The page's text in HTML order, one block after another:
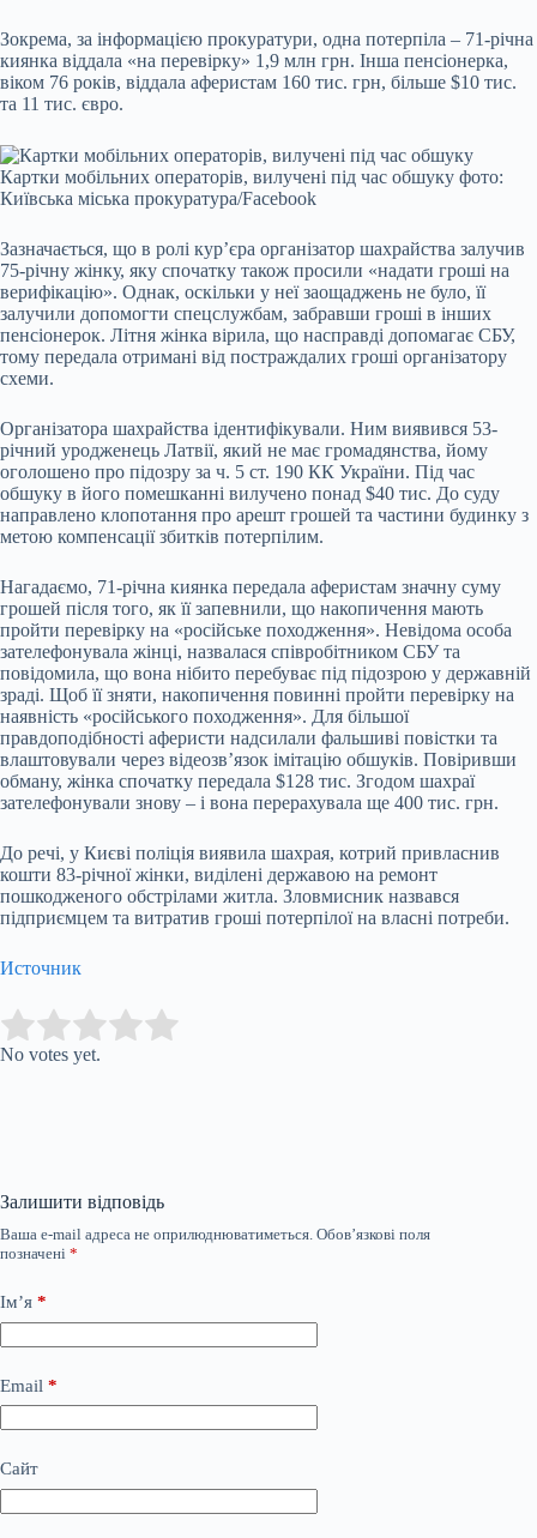
Зокрема, за інформацією прокуратури, одна потерпіла – 71-річна
киянка віддала «на перевірку» 1,9 млн грн. Інша пенсіонерка,
віком 76 років, віддала аферистам 160 тис. грн, більше $10 тис.
та 11 тис. євро.
Картки мобільних операторів, вилучені під час обшуку фото:
Київська міська прокуратура/Facebook
Зазначається, що в ролі кур’єра організатор шахрайства залучив
75-річну жінку, яку спочатку також просили «надати гроші на
верифікацію». Однак, оскільки у неї заощаджень не було, її
залучили допомогти спецслужбам, забравши гроші в інших
пенсіонерок. Літня жінка вірила, що насправді допомагає СБУ,
тому передала отримані від постраждалих гроші організатору
схеми.
Організатора шахрайства ідентифікували. Ним виявився 53-
річний уродженець Латвії, який не має громадянства, йому
оголошено про підозру за ч. 5 ст. 190 КК України. Під час
обшуку в його помешканні вилучено понад $40 тис. До суду
направлено клопотання про арешт грошей та частини будинку з
метою компенсації збитків потерпілим.
Нагадаємо, 71-річна киянка передала аферистам значну суму
грошей після того, як її запевнили, що накопичення мають
пройти перевірку на «російське походження». Невідома особа
зателефонувала жінці, назвалася співробітником СБУ та
повідомила, що вона нібито перебуває під підозрою у державній
зраді. Щоб її зняти, накопичення повинні пройти перевірку на
наявність «російського походження». Для більшої
правдоподібності аферисти надсилали фальшиві повістки та
влаштовували через відеозв’язок імітацію обшуків. Повіривши
обману, жінка спочатку передала $128 тис. Згодом шахраї
зателефонували знову – і вона перерахувала ще 400 тис. грн.
До речі, у Києві поліція виявила шахрая, котрий привласнив
кошти 83-річної жінки, виділені державою на ремонт
пошкодженого обстрілами житла. Зловмисник назвався
підприємцем та витратив гроші потерпілої на власні потреби.
Источник
Rate this item:
No votes yet.
Залишити відповідь
Ваша e-mail адреса не оприлюднюватиметься. Обов’язкові поля
позначені *
Ім’я *
Email *
Сайт